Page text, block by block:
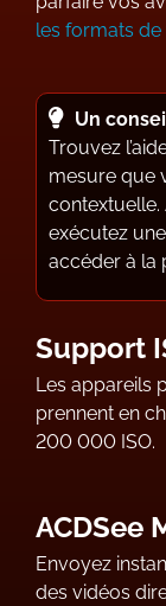
les formats
Un
Trouvez
mesure que
contextuelle.
exécutez
accéder à la
Support
Les appareils
prennent en
200 000 ISO.
ACDSee
Envoyez
des vidéos